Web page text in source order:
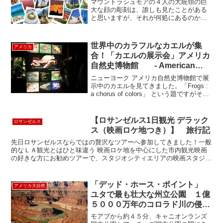
Memorial Park
マウントラシュモアの４人の大統領の巨
大な顔の彫刻は、誰しも見たことがある
と思いますが、それが何処にあるのかま
の端、キーストンという町にあります、
と言われても瞬時に地図の...
アメリカ
世界中のカラフルなカエルが集
合！「カエルの展示会」アメリカ
自然史博物館 - American
Museum of Natural History
ニューヨーク アメリカ自然史博物館で展
示中のカエルを見てきました。「Frogs :
a chorus of colors」 という題ですがその
場内ではカエルの生態が詳し...
ロサンゼルス
【ロサンゼルス1日観光 デラック
ス（映画ロケ地つき）】 旅行記
先日ロサンゼルスならではの贅沢なツアーへ参加してきました！一般
的なＬＡ観光とはひと味違う 映画ロケ地を中心にした市内観光映画
の好きな方にお勧めツアーで、スタジオシティエリアの映画スタジオ
アメリカ大自然
「デッド・ホース・ポイント」
ユタで最も壮大な州立公園 １億
５０００万年のコロラド川の侵食
でできた光景
モアブから約４５分、キャニオンランズ